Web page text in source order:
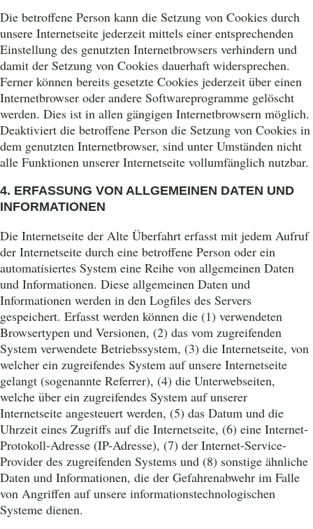
Die betroffene Person kann die Setzung von Cookies durch
unsere Internetseite jederzeit mittels einer entsprechenden
Einstellung des genutzten Internetbrowsers verhindern und
damit der Setzung von Cookies dauerhaft widersprechen.
Ferner können bereits gesetzte Cookies jederzeit über einen
Internetbrowser oder andere Softwareprogramme gelöscht
werden. Dies ist in allen gängigen Internetbrowsern möglich.
Deaktiviert die betroffene Person die Setzung von Cookies in
dem genutzten Internetbrowser, sind unter Umständen nicht
alle Funktionen unserer Internetseite vollumfänglich nutzbar.
4. ERFASSUNG VON ALLGEMEINEN DATEN UND
INFORMATIONEN
Die Internetseite der Alte Überfahrt erfasst mit jedem Aufruf
der Internetseite durch eine betroffene Person oder ein
automatisiertes System eine Reihe von allgemeinen Daten
und Informationen. Diese allgemeinen Daten und
Informationen werden in den Logfiles des Servers
gespeichert. Erfasst werden können die (1) verwendeten
Browsertypen und Versionen, (2) das vom zugreifenden
System verwendete Betriebssystem, (3) die Internetseite, von
welcher ein zugreifendes System auf unsere Internetseite
gelangt (sogenannte Referrer), (4) die Unterwebseiten,
welche über ein zugreifendes System auf unserer
Internetseite angesteuert werden, (5) das Datum und die
Uhrzeit eines Zugriffs auf die Internetseite, (6) eine Internet-
Protokoll-Adresse (IP-Adresse), (7) der Internet-Service-
Provider des zugreifenden Systems und (8) sonstige ähnliche
Daten und Informationen, die der Gefahrenabwehr im Falle
von Angriffen auf unsere informationstechnologischen
Systeme dienen.